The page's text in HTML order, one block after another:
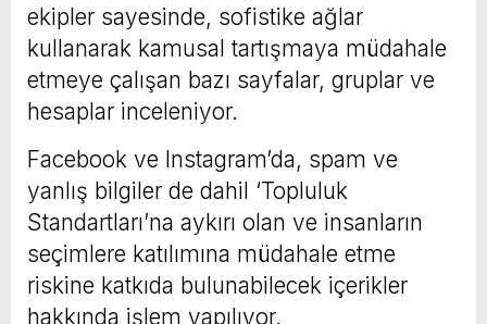
ekipler sayesinde, sofistike ağlar
kullanarak kamusal tartışmaya müdahale
etmeye çalışan bazı sayfalar, gruplar ve
hesaplar inceleniyor.
Facebook ve Instagram’da, spam ve
yanlış bilgiler de dahil ‘Topluluk
Standartları’na aykırı olan ve insanların
seçimlere katılımına müdahale etme
riskine katkıda bulunabilecek içerikler
hakkında işlem yapılıyor.